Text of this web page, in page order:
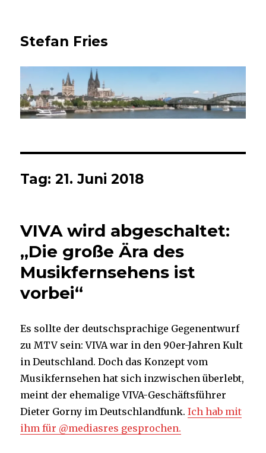
Stefan Fries
Tag:21. Juni 2018
VIVA wird abgeschaltet:
„Die große Ära des
Musikfernsehens ist
vorbei“
Es sollte der deutschsprachige Gegenentwurf
zu MTV sein: VIVA war in den 90er-Jahren Kult
in Deutschland. Doch das Konzept vom
Musikfernsehen hat sich inzwischen überlebt,
meint der ehemalige VIVA-Geschäftsführer
Dieter Gorny im Deutschlandfunk.Ich hab mit
ihm für @mediasres gesprochen.